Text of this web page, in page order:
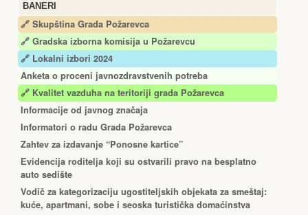
BANERI
🔗 Skupština Grada Požarevca
🔗 Gradska izborna komisija u Požarevcu
🔗 Lokalni izbori 2024
Anketa o proceni javnozdravstvenih potreba
🔗 Kvalitet vazduha na teritoriji grada Požarevca
Informacije od javnog značaja
Informatori o radu Grada Požarevca
Zahtev za izdavanje “Ponosne kartice”
Еvidencija roditelja koji su ostvarili pravo na besplatno
auto sedište
Vodič za kategorizaciju ugostiteljskih objekata za smeštaj:
kuće, apartmani, sobe i seoska turistička domaćinstva